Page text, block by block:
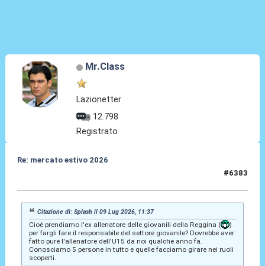
Mr.Class
Lazionetter
12.798
Registrato
Re: mercato estivo 2026
#6383
Citazione di: Splash il 09 Lug 2026, 11:37
Cioè prendiamo l'ex allenatore delle giovanili della Reggina (
)
per fargli fare il responsabile del settore giovanile? Dovrebbe aver
fatto pure l'allenatore dell'U15 da noi qualche anno fa.
Conosciamo 5 persone in tutto e quelle facciamo girare nei ruoli
scoperti.